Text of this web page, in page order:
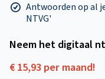
Antwoorden op al
NTVG'
Neem het digitaal
€ 15,93 per maand!